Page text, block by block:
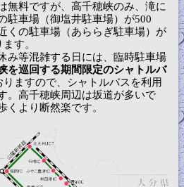
無料ですが、高千穂峡のみ、滝に
駐車場（御塩井駐車場）が500
くの駐車場（あららぎ駐車場）が
す。
み等混雑する日には、臨時駐車場
を巡回する期間限定のシャトルバ
りますので、シャトルバスを利用
。高千穂峡周辺は坂道が多いで
くより断然楽です。